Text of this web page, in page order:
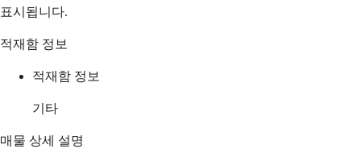
표시됩니다.
적재함 정보
적재함 정보
기타
매물 상세 설명